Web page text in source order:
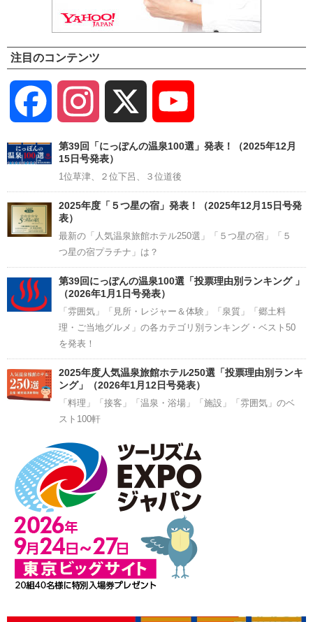
注目のコンテンツ
Facebook Instagram
Channel
第39回「にっぽんの温泉100選」発表！（2025年12月
15日号発表）
1位草津、２位下呂、３位道後
2025年度「５つ星の宿」発表！（2025年12月15日号発
表）
最新の「人気温泉旅館ホテル250選」「５つ星の宿」「５
つ星の宿プラチナ」は？
第39回にっぽんの温泉100選「投票理由別ランキング 」
（2026年1月1日号発表）
「雰囲気」「見所・レジャー＆体験」「泉質」「郷土料
理・ご当地グルメ」の各カテゴリ別ランキング・ベスト50
を発表！
2025年度人気温泉旅館ホテル250選「投票理由別ランキ
ング」（2026年1月12日号発表）
「料理」「接客」「温泉・浴場」「施設」「雰囲気」のベ
スト100軒